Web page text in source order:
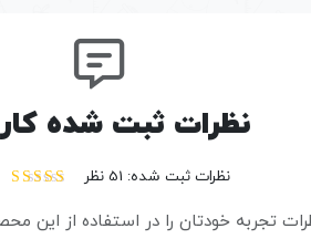
عمل‌کرد سخت افزاری آن نداشته و برعکس
خرید ایکس باکس ۳۶۰ سوپر اسلیم
نظرات ثبت شده
نظرات ثبت شده: 51 نظر
از 5
تجربه خودتان را در استفاده از این